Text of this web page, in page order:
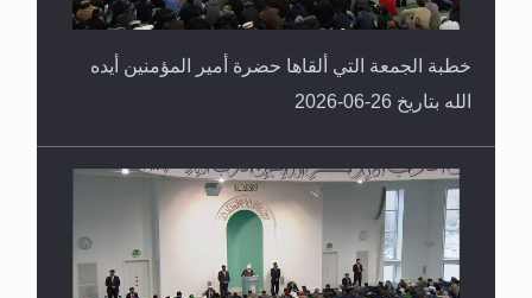
خطبة الجمعة التي ألقاها حضرة أمير المؤمنين أيده
الله بتاريخ 26-06-2026